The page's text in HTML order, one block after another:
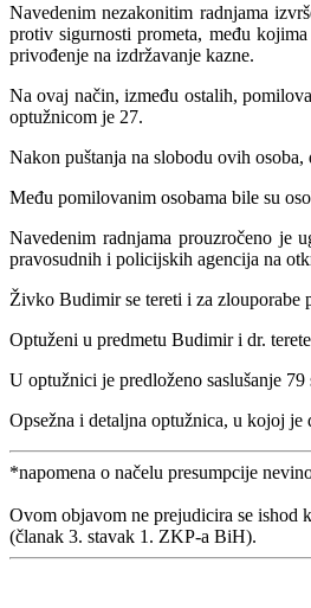
Navedenim nezakonitim radnjama
protiv sigurnosti prometa, među
privođenje na izdržavanje kazne.
Na ovaj način, između ostalih,
optužnicom je 27.
Nakon puštanja na slobodu ovih
Među pomilovanim osobama bile su
Navedenim radnjama prouzročeno je
pravosudnih i policijskih agencija na
Živko Budimir se tereti i za zlouporabe
Optuženi u predmetu Budimir i dr.
U optužnici je predloženo saslušanje
Opsežna i detaljna optužnica, u kojoj
*napomena o načelu presumpcije
Ovom objavom ne prejudicira se ishod
(članak 3. stavak 1. ZKP-a BiH).